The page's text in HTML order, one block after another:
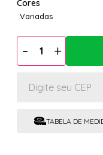
Variadas
TABELA DE